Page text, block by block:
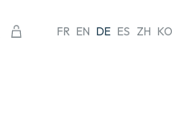
FR EN DE ES ZH KO